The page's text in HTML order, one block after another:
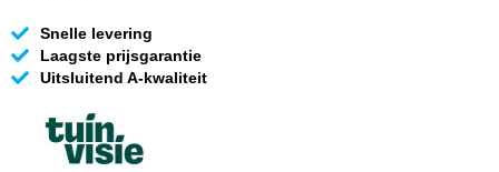
Snelle levering
Laagste prijsgarantie
Uitsluitend A-kwaliteit